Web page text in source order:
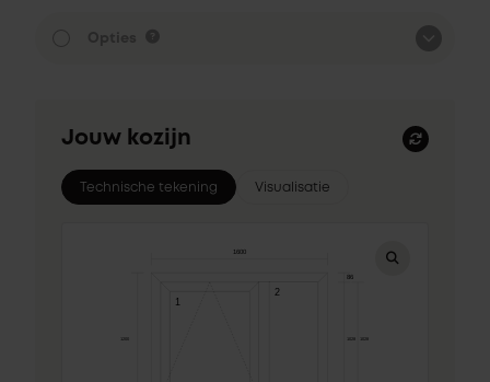
Jouw kozijn
Technische tekening Visualisatie